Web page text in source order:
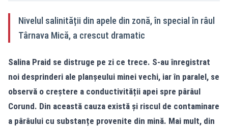
Nivelul salinității din apele din zonă, în special în râul
Târnava Mică, a crescut dramatic
Salina Praid se distruge pe zi ce trece. S-au înregistrat
noi desprinderi ale planșeului minei vechi, iar în paralel, se
observă o creștere a conductivității apei spre pârâul
Corund. Din această cauza există și riscul de contaminare
a pârâului cu substanțe provenite din mină. Mai mult, din